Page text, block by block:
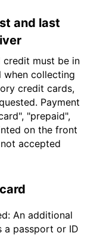
and last
credit must be in
when collecting
credit cards,
Payment
"prepaid",
on the front
accepted
An additional
a passport or ID